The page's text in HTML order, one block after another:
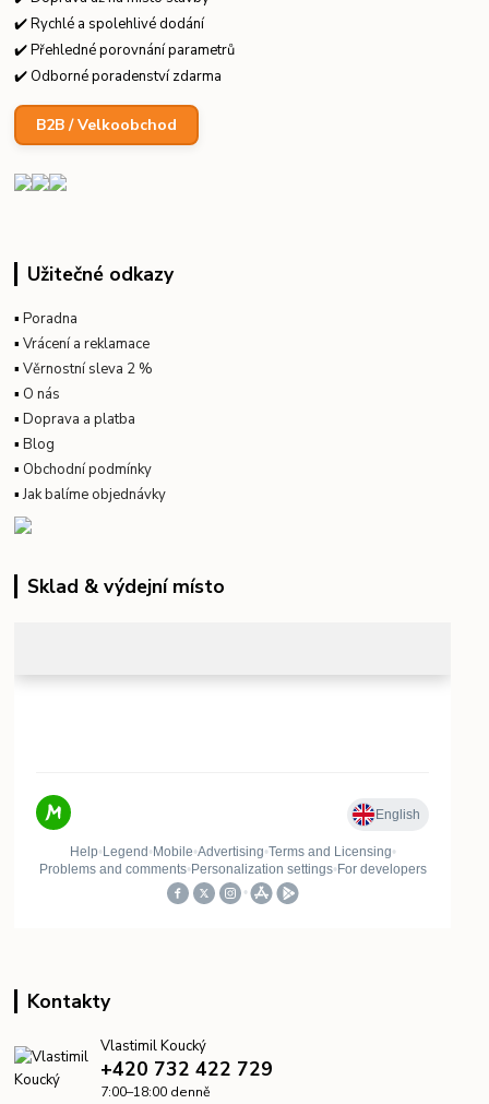
✔️ Rychlé a spolehlivé dodání
✔️ Přehledné porovnání parametrů
✔️ Odborné poradenství zdarma
B2B / Velkoobchod
Užitečné odkazy
▪Poradna
▪Vrácení a reklamace
▪Věrnostní sleva 2 %
▪ O nás
▪Doprava a platba
▪Blog
▪ Obchodní podmínky
▪Jak balíme objednávky
Sklad & výdejní místo
Kontakty
Vlastimil Koucký
+420 732 422 729
7:00–18:00 denně